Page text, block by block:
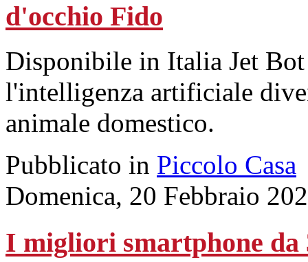
d'occhio Fido
Disponibile in Italia Jet
l'intelligenza artificiale
animale domestico.
Pubblicato in Piccolo Casa
Domenica, 20 Febbraio
I migliori smartphone da